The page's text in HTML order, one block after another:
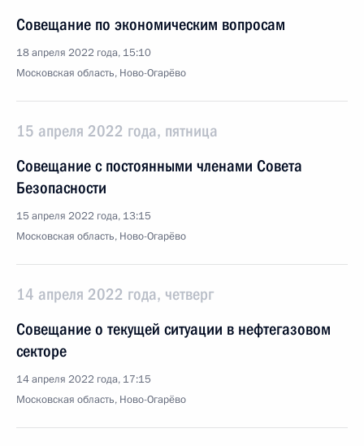
Совещание по экономическим вопросам
18 апреля 2022 года, 15:10
Московская область, Ново-Огарёво
15 апреля 2022 года, пятница
Совещание с постоянными членами Совета
Безопасности
15 апреля 2022 года, 13:15
Московская область, Ново-Огарёво
14 апреля 2022 года, четверг
Совещание о текущей ситуации в нефтегазовом
секторе
14 апреля 2022 года, 17:15
Московская область, Ново-Огарёво